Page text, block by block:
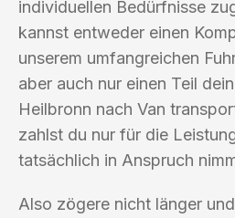
individuellen Bedürfnisse
kannst entweder einen
unserem umfangreichen
aber auch nur einen Teil
Heilbronn nach Van
zahlst du nur für die
tatsächlich in Anspruch
Also zögere nicht länger